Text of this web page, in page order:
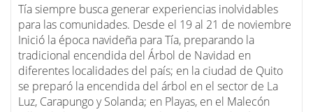
Tía siempre busca generar experiencias inolvidables
para las comunidades. Desde el 19 al 21 de noviembre
Inició la época navideña para Tía, preparando la
tradicional encendida del Árbol de Navidad en
diferentes localidades del país; en la ciudad de Quito
se preparó la encendida del árbol en el sector de La
Luz, Carapungo y Solanda; en Playas, en el Malecón